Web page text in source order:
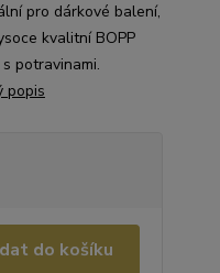
pro dárkové balení,
kvalitní BOPP
potravinami.
popis
do košíku